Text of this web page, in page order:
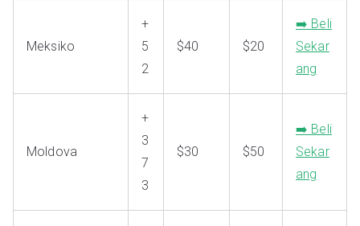
Meksiko
+
5
2
$40 $20
➡️ Beli
Sekar
ang
Moldova
+
3
7
3
$30 $50
➡️ Beli
Sekar
ang